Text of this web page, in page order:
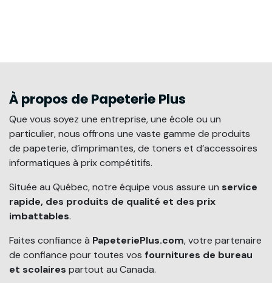
À propos de Papeterie Plus
Que vous soyez une entreprise, une école ou un
particulier, nous offrons une vaste gamme de produits
de papeterie, d’imprimantes, de toners et d’accessoires
informatiques à prix compétitifs.
Située au Québec, notre équipe vous assure un service
rapide, des produits de qualité et des prix
imbattables.
Faites confiance à PapeteriePlus.com, votre partenaire
de confiance pour toutes vos fournitures de bureau
et scolaires partout au Canada.